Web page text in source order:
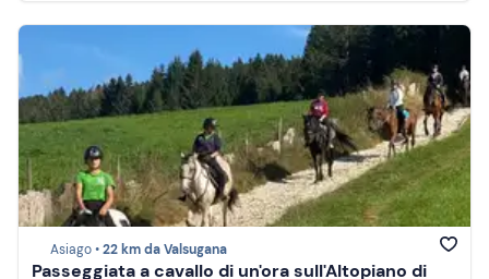
Asiago •22 km da Valsugana
Passeggiata a cavallo di un'ora sull'Altopiano di